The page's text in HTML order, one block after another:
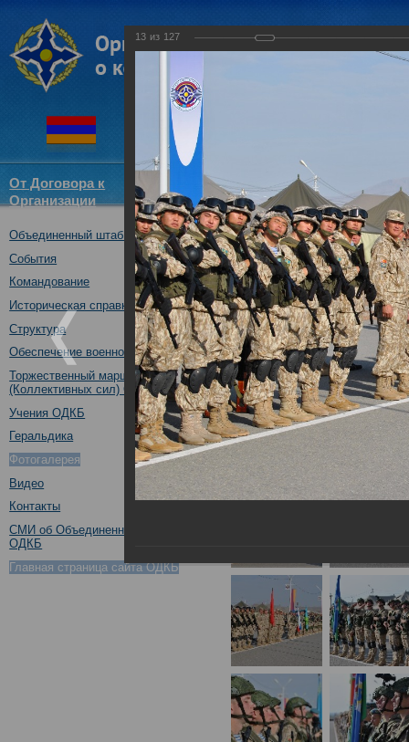
От Договора к
Организации
Структура
ОДКБ
Новости
Объединенный штаб ОДКБ
События
Командование
Историческая справка
Структура
Обеспечение военной безопасности
Торжественный марш Войск
(Коллективных сил) ОДКБ
Учения ОДКБ
Геральдика
Фотогалерея
Видео
Контакты
СМИ об Объединенном штабе
ОДКБ
Главная страница сайта ОДКБ
Открытие совместного
09.10.2017
13 из 127